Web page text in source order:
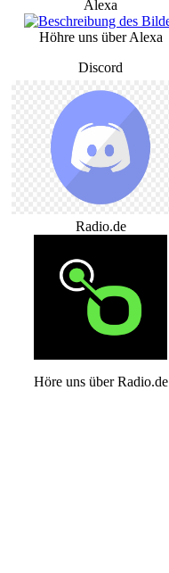
Alexa
Höhre uns über Alexa
Discord
Radio.de
Höre uns über Radio.de